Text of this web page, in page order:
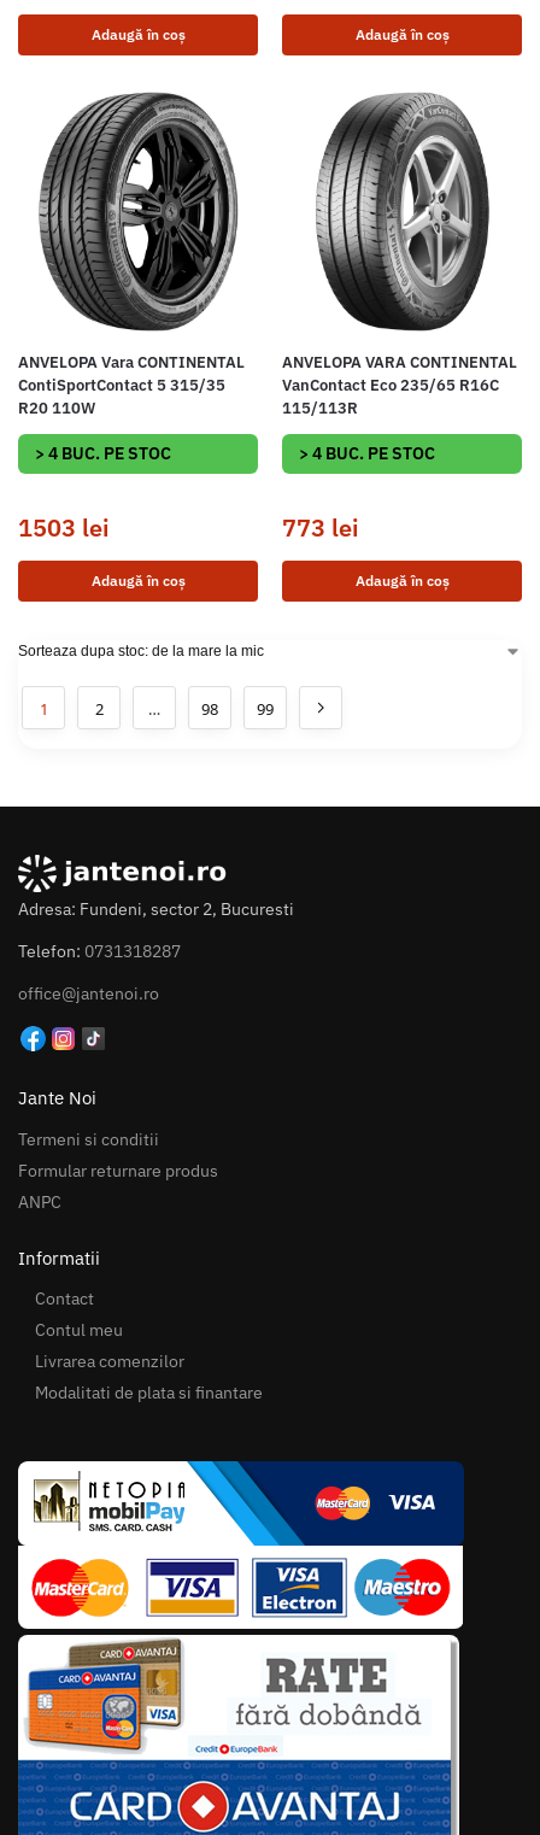
Adaugă în coș Adaugă în coș
ANVELOPA Vara CONTINENTAL
ContiSportContact 5 315/35
R20 110W
> 4 BUC. PE STOC
1503 lei
Adaugă în coș
ANVELOPA VARA CONTINENTAL
VanContact Eco 235/65 R16C
115/113R
> 4 BUC. PE STOC
773 lei
Adaugă în coș
1 2 … 98 99
Adresa: Fundeni, sector 2, Bucuresti
Telefon: 0731318287
office@jantenoi.ro
Jante Noi
Termeni si conditii
Formular returnare produs
ANPC
Informatii
Contact
Contul meu
Livrarea comenzilor
Modalitati de plata si finantare